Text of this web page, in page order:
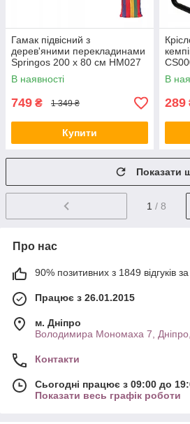
Гамак підвісний з
дерев'яними перекладинами
Springos 200 x 80 см HM027
В наявності
749 ₴ 1 349 ₴
Купити
В
289
Показати
1 / 8
Про нас
90% позитивних з 1849 відгуків за
Працює з 26.01.2015
м. Дніпро
Володимира Мономаха 7, Дніпро,
Контакти
Сьогодні працює з 09:00 до
Показати весь графік роботи